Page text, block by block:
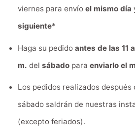
viernes para envío el mismo día
siguiente*
Haga su pedido antes de las 11
m. del sábadopara enviarlo el
Los pedidos realizados después
sábado saldrán de nuestras
(excepto feriados).